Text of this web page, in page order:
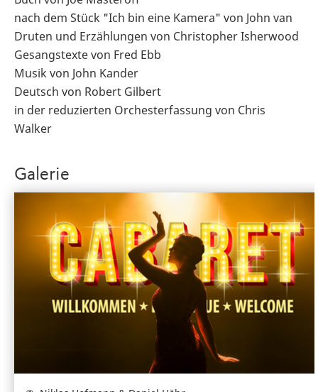
nach dem Stück "Ich bin eine Kamera" von John van
Druten und Erzählungen von Christopher Isherwood
Gesangstexte von Fred Ebb
Musik von John Kander
Deutsch von Robert Gilbert
in der reduzierten Orchesterfassung von Chris
Walker
Galerie